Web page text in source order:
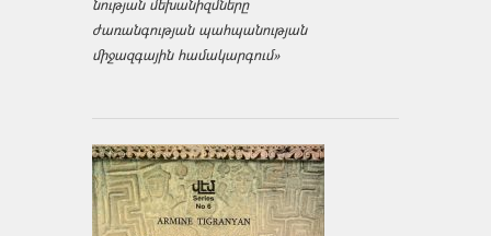
նության մեխանիզմները
ժառանգության պահպանության
միջազ­գային համակարգում»